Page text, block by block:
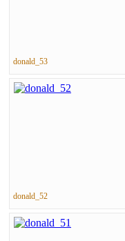
donald_53
donald_52